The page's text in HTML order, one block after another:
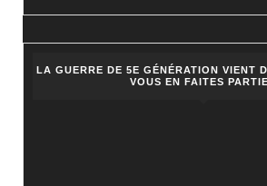
LA GUERRE DE 5E GÉNÉRATION VIENT
VOUS EN FAITES